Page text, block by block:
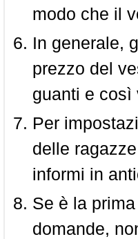
modo che il
In generale,
prezzo del
guanti e così
Per
delle
informi in
Se è la
domande,